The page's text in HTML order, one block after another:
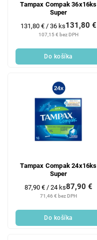
Tampax Compak 36x16ks
Super
107,15 € bez DPH
131,80 €
Jednotková
131,80 € / 36 ks
Do košíka
Tampax Compak 24x16ks
Super
71,46 € bez DPH
87,90 €
Jednotková
87,90 € / 24 ks
Do košíka